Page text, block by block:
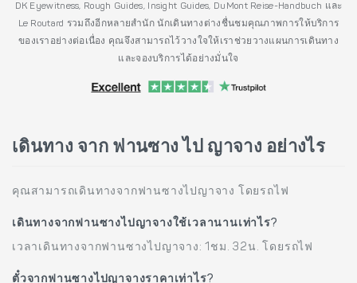
DK Eyewitness, Rough Guides, Insight Guides, DuMont Reise-Handbuch และ
Le Routard รวมถึงอีกหลายสำนัก นักเดินทางต่างชื่นชมคุณภาพการให้บริการ
ของเราอย่างต่อเนื่อง คุณจึงสามารถไว้วางใจให้เราช่วยวางแผนการเดินทาง
และจองบริการได้อย่างมั่นใจ
เดินทาง จาก ฟานซาง ไป ญาจาง อย่างไร
คุณสามารถเดินทางจากฟานซางไปญาจาง โดยรถไฟ
เดินทางจากฟานซางไปญาจางใช้เวลานานเท่าไร?
เวลาเดินทางจากฟานซางไปญาจาง: 1ชม. 32น. โดยรถไฟ
ตั๋วจากฟานซางไปญาจางราคาเท่าไร?